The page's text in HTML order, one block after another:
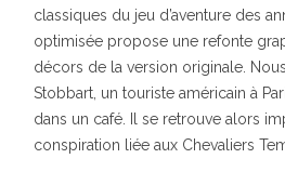
classiques du jeu d’aventure des
optimisée propose une refonte
décors de la version originale.
Stobbart, un touriste américain à
dans un café. Il se retrouve alors
conspiration liée aux Chevaliers